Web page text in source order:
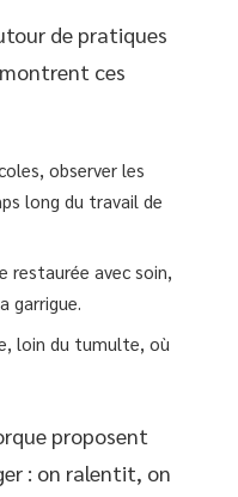
de pratiques
ces
observer les
long du travail de
restaurée avec soin,
garrigue.
loin du tumulte, où
proposent
: on ralentit, on